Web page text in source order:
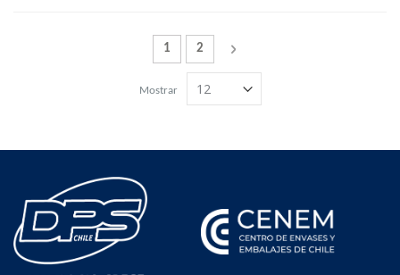
Página
Actualmente estás leyendo la página
1 Página
2 Página
Siguiente
Mostrar